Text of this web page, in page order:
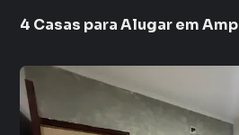
4 Casas para Alugar em